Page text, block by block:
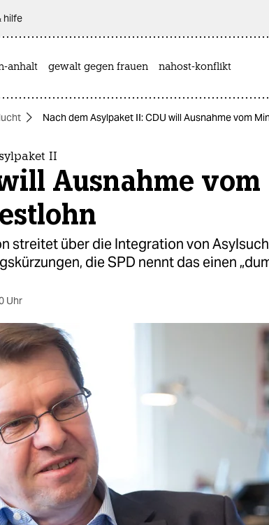
hilfe
anhalt gewalt gegen frauen nahost-konflikt
Nach dem Asylpaket II: CDU will Ausnahme vom
II
Ausnahme vom
streitet über die Integration von
die SPD nennt das einen
Uhr